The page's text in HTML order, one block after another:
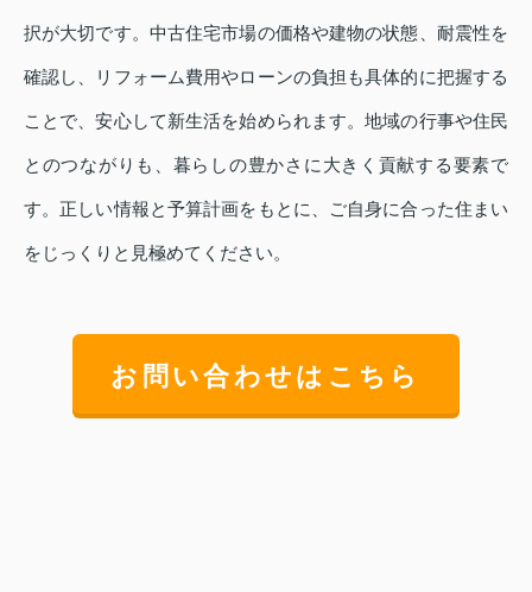
択が大切です。中古住宅市場の価格や建物の状態、耐震性を
確認し、リフォーム費用やローンの負担も具体的に把握する
ことで、安心して新生活を始められます。地域の行事や住民
とのつながりも、暮らしの豊かさに大きく貢献する要素で
す。正しい情報と予算計画をもとに、ご自身に合った住まい
をじっくりと見極めてください。
お問い合わせはこちら